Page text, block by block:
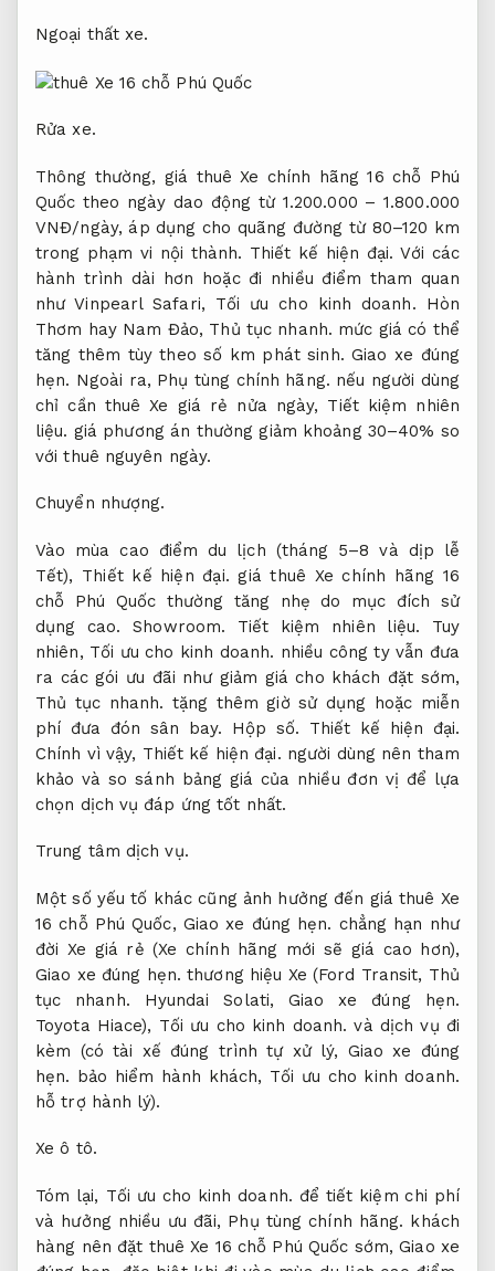
Ngoại thất xe.
Rửa xe.
Thông thường, giá thuê Xe chính hãng 16 chỗ Phú
Quốc theo ngày dao động từ 1.200.000 – 1.800.000
VNĐ/ngày, áp dụng cho quãng đường từ 80–120 km
trong phạm vi nội thành. Thiết kế hiện đại. Với các
hành trình dài hơn hoặc đi nhiều điểm tham quan
như Vinpearl Safari, Tối ưu cho kinh doanh. Hòn
Thơm hay Nam Đảo, Thủ tục nhanh. mức giá có thể
tăng thêm tùy theo số km phát sinh.Giao xe đúng
hẹn. Ngoài ra, Phụ tùng chính hãng. nếu người dùng
chỉ cần thuê Xe giá rẻ nửa ngày, Tiết kiệm nhiên
liệu. giá phương án thường giảm khoảng 30–40% so
với thuê nguyên ngày.
Chuyển nhượng.
Vào mùa cao điểm du lịch (tháng 5–8 và dịp lễ
Tết), Thiết kế hiện đại. giá thuê Xe chính hãng 16
chỗ Phú Quốc thường tăng nhẹ do mục đích sử
dụng cao.Showroom. Tiết kiệm nhiên liệu. Tuy
nhiên, Tối ưu cho kinh doanh. nhiều công ty vẫn đưa
ra các gói ưu đãi như giảm giá cho khách đặt sớm,
Thủ tục nhanh. tặng thêm giờ sử dụng hoặc miễn
phí đưa đón sân bay. Hộp số.
Thiết kế hiện đại.
Chính vì vậy, Thiết kế hiện đại. người dùng nên tham
khảo và so sánh bảng giá của nhiều đơn vị để lựa
chọn dịch vụ đáp ứng tốt nhất.
Trung tâm dịch vụ.
Một số yếu tố khác cũng ảnh hưởng đến giá thuê Xe
16 chỗ Phú Quốc, Giao xe đúng hẹn. chẳng hạn như
đời Xe giá rẻ (Xe chính hãng mới sẽ giá cao hơn),
Giao xe đúng hẹn. thương hiệu Xe (Ford Transit, Thủ
tục nhanh. Hyundai Solati, Giao xe đúng hẹn.
Toyota Hiace), Tối ưu cho kinh doanh. và dịch vụ đi
kèm (có tài xế đúng trình tự xử lý, Giao xe đúng
hẹn. bảo hiểm hành khách, Tối ưu cho kinh doanh.
hỗ trợ hành lý).
Xe ô tô.
Tóm lại, Tối ưu cho kinh doanh. để tiết kiệm chi phí
và hưởng nhiều ưu đãi, Phụ tùng chính hãng. khách
hàng nên đặt thuê Xe 16 chỗ Phú Quốc sớm,Giao xe